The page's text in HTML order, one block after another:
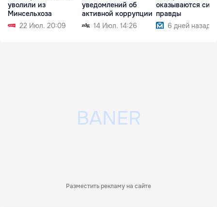
уволили из
Минсельхоза
22 Июл. 20:09
уведомлений об
активной коррупции
14 Июл. 14:26
оказываются
правды
6 дней назад
Разместить рекламу на сайте